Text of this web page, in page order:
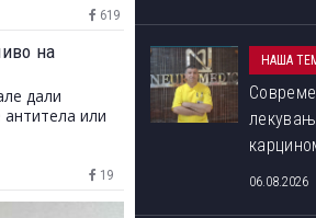
619
на
дали
или
19
НАША
06.08.2026